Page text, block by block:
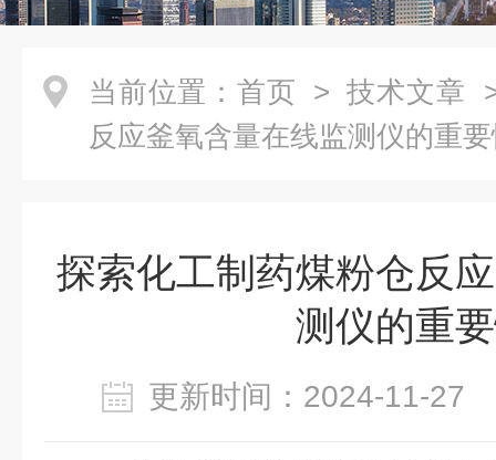
当前位置： 首页 > 技术文章
反应釜氧含量在线监测仪的重
探索化工制药煤粉仓反
测仪的重
更新时间：2024-11-